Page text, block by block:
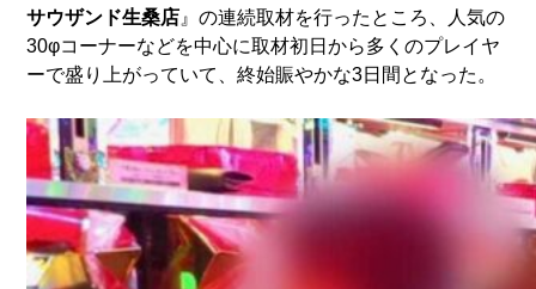
サウザンド生桑店 』の連続取材を行ったところ、人気の
30φコーナーなどを中心に取材初日から多くのプレイヤ
ーで盛り上がっていて、終始賑やかな3日間となった。